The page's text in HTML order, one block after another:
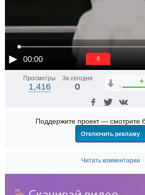
00:00 6
Просмотры
1,416
За сегодня
0 3
Поддержите проект — смотрите
Отключить рекламу
Читать комментарии